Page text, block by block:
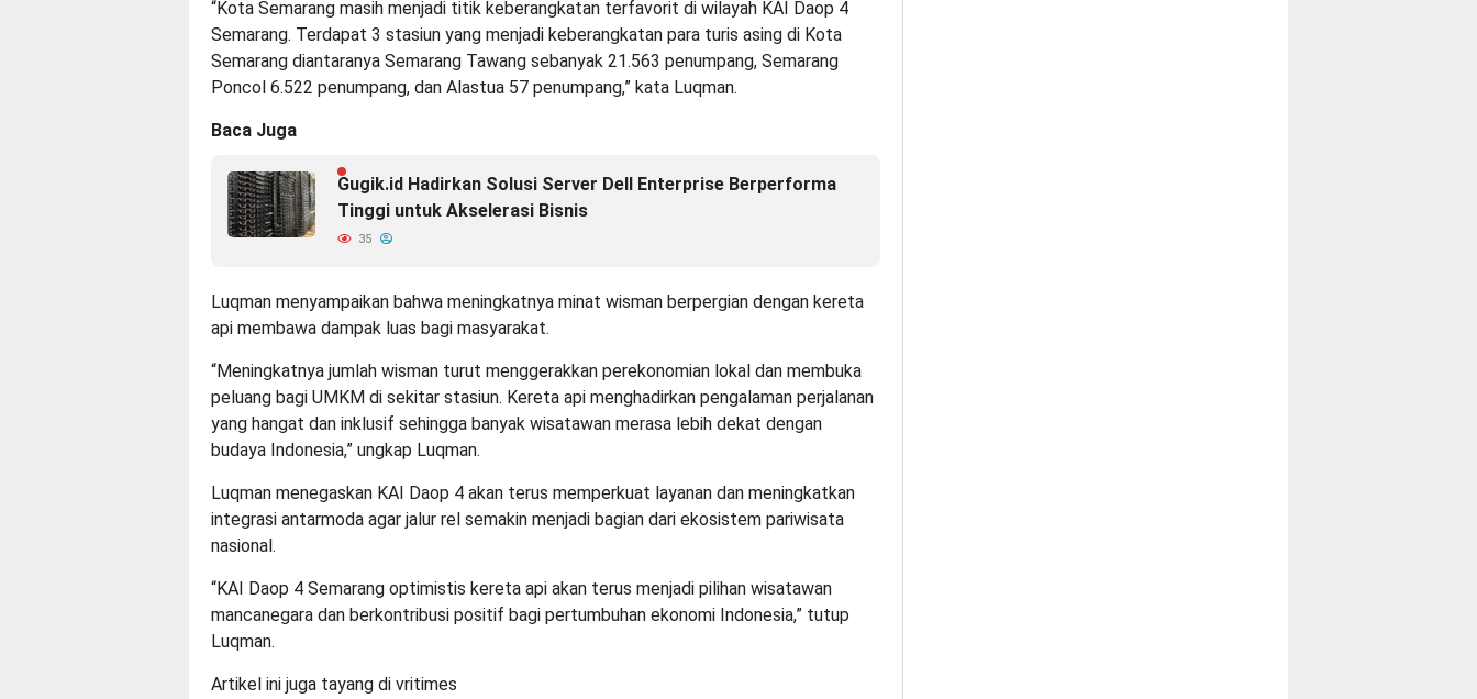
“Kota Semarang masih menjadi titik keberangkatan terfavorit di wilayah KAI Daop 4
Semarang. Terdapat 3 stasiun yang menjadi keberangkatan para turis asing di Kota
Semarang diantaranya Semarang Tawang sebanyak 21.563 penumpang, Semarang
Poncol 6.522 penumpang, dan Alastua 57 penumpang,” kata Luqman.
Baca Juga
Gugik.id Hadirkan Solusi Server Dell Enterprise Berperforma
Tinggi untuk Akselerasi Bisnis
35
Luqman menyampaikan bahwa meningkatnya minat wisman berpergian dengan kereta
api membawa dampak luas bagi masyarakat.
“Meningkatnya jumlah wisman turut menggerakkan perekonomian lokal dan membuka
peluang bagi UMKM di sekitar stasiun. Kereta api menghadirkan pengalaman perjalanan
yang hangat dan inklusif sehingga banyak wisatawan merasa lebih dekat dengan
budaya Indonesia,” ungkap Luqman.
Luqman menegaskan KAI Daop 4 akan terus memperkuat layanan dan meningkatkan
integrasi antarmoda agar jalur rel semakin menjadi bagian dari ekosistem pariwisata
nasional.
“KAI Daop 4 Semarang optimistis kereta api akan terus menjadi pilihan wisatawan
mancanegara dan berkontribusi positif bagi pertumbuhan ekonomi Indonesia,” tutup
Luqman.
Artikel ini juga tayang di vritimes